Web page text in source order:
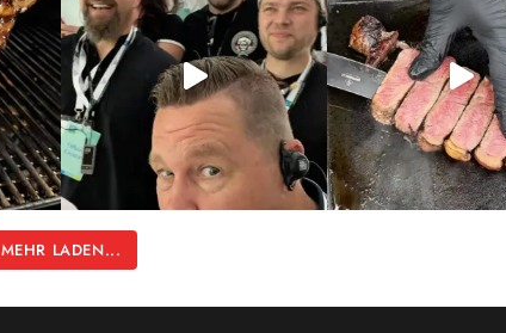
MEHR LADEN...